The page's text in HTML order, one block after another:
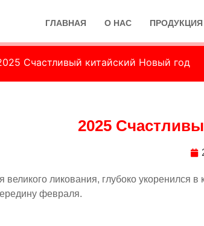
ГЛАВНАЯ О НАС ПРОДУКЦИЯ
Счастливый китайский Новый год
2025
ликования, глубоко укоренился
февраля.